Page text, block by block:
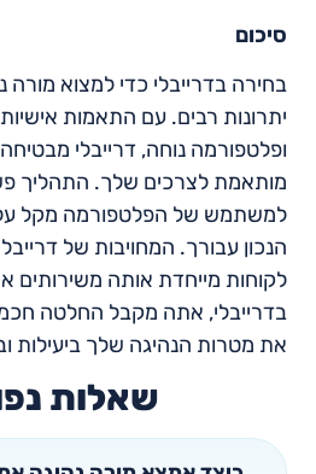
סיכום
בחירה בדרייבלי כדי למצוא מורה
יתרונות רבים. עם התאמות
ופלטפורמה נוחה, דרייבלי
מותאמת לצרכים שלך. התהליך
למשתמש של הפלטפורמה מקל
הנכון עבורך. המחויבות של
לקוחות מייחדת אותה משירותים
בדרייבלי, אתה מקבל החלטה
את מטרות הנהיגה שלך ביעילות
שאלות